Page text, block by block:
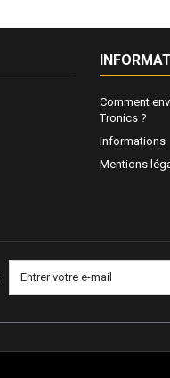
Comment
Tronics ?
Informations
Mentions